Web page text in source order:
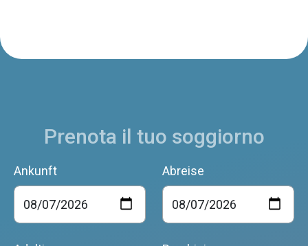
Prenota il tuo soggiorno
Ankunft Abreise